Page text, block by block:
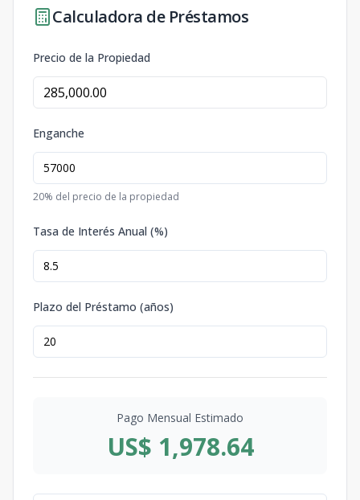
Calculadora de Préstamos
Precio de la Propiedad
Enganche
20% del precio de la propiedad
Tasa de Interés Anual (%)
Plazo del Préstamo (años)
Pago Mensual Estimado
US$ 1,978.64